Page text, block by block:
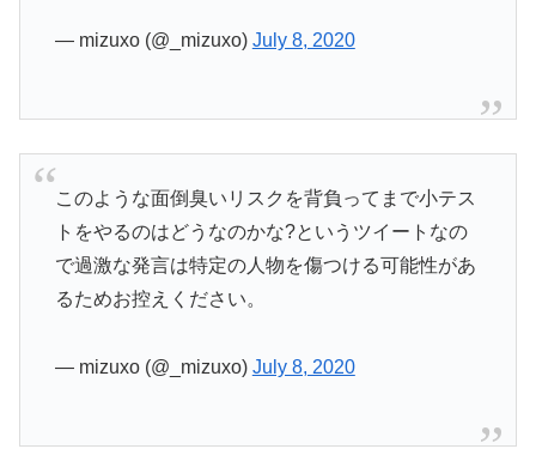
— mizuxo (@_mizuxo) July 8, 2020
このような面倒臭いリスクを背負ってまで小テス
トをやるのはどうなのかな?というツイートなの
で過激な発言は特定の人物を傷つける可能性があ
るためお控えください。
— mizuxo (@_mizuxo) July 8, 2020